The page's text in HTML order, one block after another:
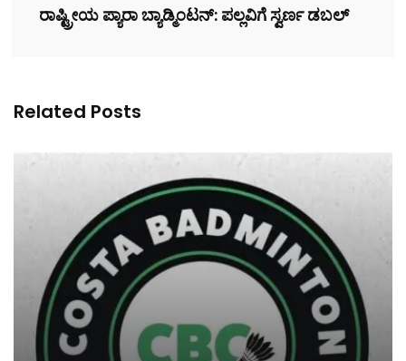
ರಾಷ್ಟ್ರೀಯ ಪ್ಯಾರಾ ಬ್ಯಾಡ್ಮಿಂಟನ್‌: ಪಲ್ಲವಿಗೆ ಸ್ವರ್ಣ ಡಬಲ್‌
Related Posts